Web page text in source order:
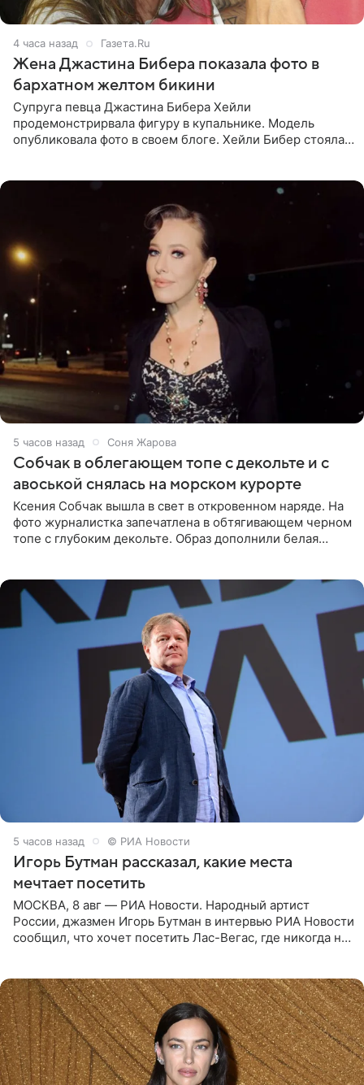
4 часа назад Газета.Ru
Жена Джастина Бибера показала фото в
бархатном желтом бикини
Супруга певца Джастина Бибера Хейли
продемонстрирвала фигуру в купальнике. Модель
опубликовала фото в своем блоге. Хейли Бибер стояла
5 часов назад Соня Жарова
Собчак в облегающем топе с декольте и с
авоськой снялась на морском курорте
Ксения Собчак вышла в свет в откровенном наряде. На
фото журналистка запечатлена в обтягивающем черном
топе с глубоким декольте. Образ дополнили белая
5 часов назад © РИА Новости
Игорь Бутман рассказал, какие места
мечтает посетить
МОСКВА, 8 авг — РИА Новости. Народный артист
России, джазмен Игорь Бутман в интервью РИА Новости
сообщил, что хочет посетить Лас-Вегас, где никогда не